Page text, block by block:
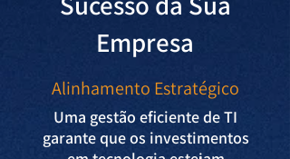
Empresa
Alinhamento Estratégico
Uma gestão eficiente de TI
garante que os investimentos